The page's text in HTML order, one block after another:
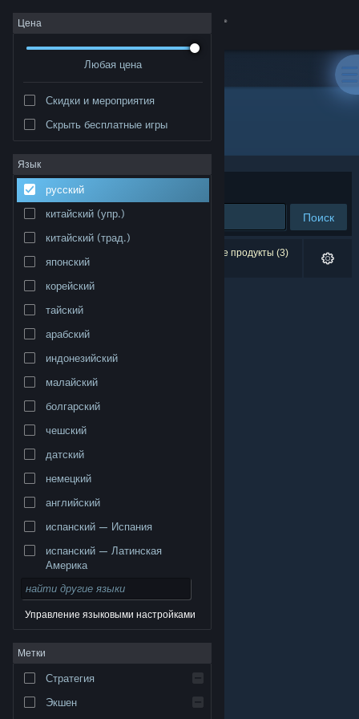
Войти
Сообщество
Информация
Поддержка
Изменить язык
Полная версия
© Valve Corporation. Все права сохранены. Все
торговые марки являются собственностью
Правовая информация
Соглашение подписчика Steam
Файлы cookie
Цена
Любая цена
Скидки и мероприятия
Скрыть бесплатные игры
Язык
русский
китайский (упр.)
китайский (трад.)
японский
корейский
тайский
арабский
индонезийский
малайский
болгарский
чешский
датский
немецкий
английский
испанский — Испания
испанский — Латинская
Америка
Управление языковыми настройками
Метки
Стратегия
Экшен
Издатель: ギュルダンゲームズ
Сортировать по
Поиск
Результатов по вашему запросу: 0. Некоторые продукты (3)
скрыты согласно вашим настройкам.